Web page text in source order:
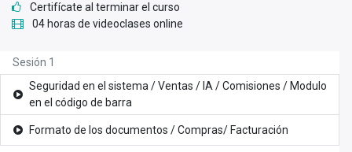
Certifícate al terminar el curso
04 horas de videoclases online
Sesión 1
Seguridad en el sistema / Ventas / IA / Comisiones / Modulo
en el código de barra
Formato de los documentos / Compras/ Facturación